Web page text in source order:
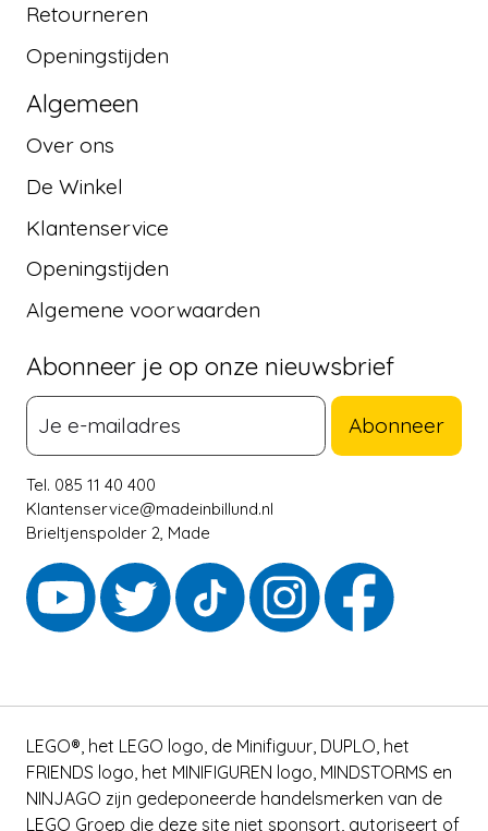
Retourneren
Openingstijden
Algemeen
Over ons
De Winkel
Klantenservice
Openingstijden
Algemene voorwaarden
Abonneer je op onze nieuwsbrief
Abonneer
Tel. 085 11 40 400
Klantenservice@madeinbillund.nl
Brieltjenspolder 2, Made
LEGO®, het LEGO logo, de Minifiguur, DUPLO, het
FRIENDS logo, het MINIFIGUREN logo, MINDSTORMS en
NINJAGO zijn gedeponeerde handelsmerken van de
LEGO Groep die deze site niet sponsort, autoriseert of